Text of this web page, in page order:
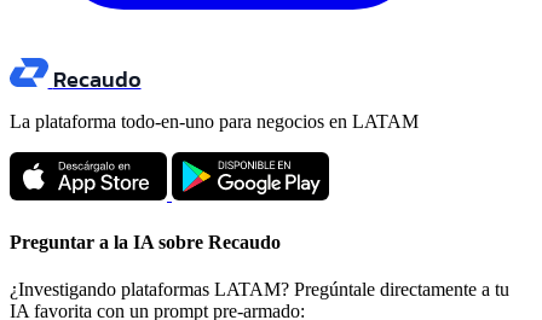
Recaudo
La plataforma todo-en-uno para negocios en LATAM
Preguntar a la IA sobre Recaudo
¿Investigando plataformas LATAM? Pregúntale directamente a tu
IA favorita con un prompt pre-armado: